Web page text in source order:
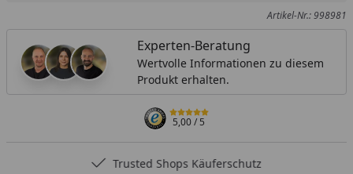
Artikel-Nr.: 998981
Experten-Beratung
Wertvolle Informationen zu diesem
Produkt erhalten.
5,00/ 5
Trusted Shops Käuferschutz